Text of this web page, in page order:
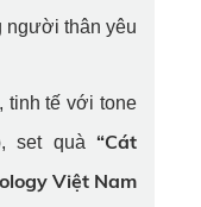
người thân yêu
tinh tế với tone
set quà “Cát
Việt Nam